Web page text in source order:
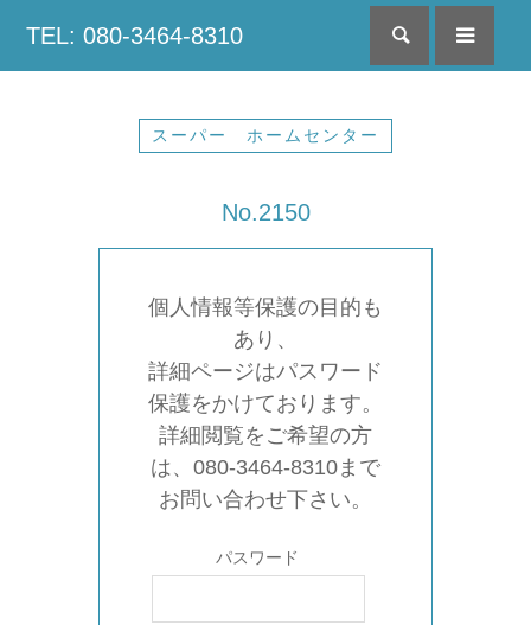
TEL: 080-3464-8310 検索
スーパー ホームセンター
No.2150
個人情報等保護の目的も
あり、
詳細ページはパスワード
保護をかけております。
詳細閲覧をご希望の方
は、080-3464-8310まで
お問い合わせ下さい。
パスワード